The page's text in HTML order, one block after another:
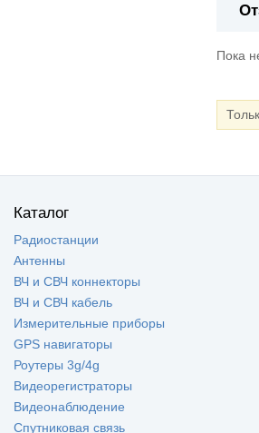
Пока
Каталог
Радиостанции
Антенны
ВЧ и СВЧ коннекторы
ВЧ и СВЧ кабель
Измерительные приборы
GPS навигаторы
Роутеры 3g/4g
Видеорегистраторы
Видеонаблюдение
Спутниковая связь